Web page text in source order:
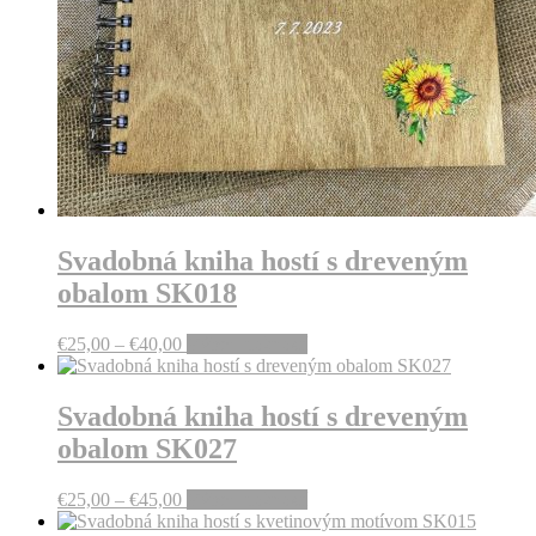
Svadobná kniha hostí s dreveným
obalom SK018
€25,00 – €40,00Price
range:
through
€40,00
product
multiple
variants.
may
be
Svadobná kniha hostí s dreveným
obalom SK027
€25,00 – €45,00Price
range:
product